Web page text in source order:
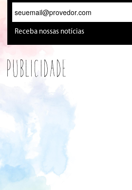
Receba nossas notícias
Publicidade